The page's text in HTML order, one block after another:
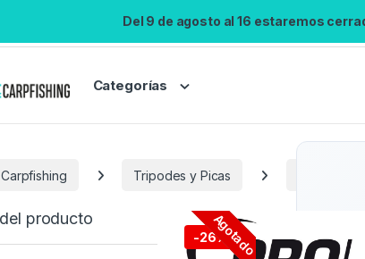
Del 9 de agosto al 16 estaremos
Categorías
No se
Carpfishing Tripodes y Picas
-26%
Agotado
producto